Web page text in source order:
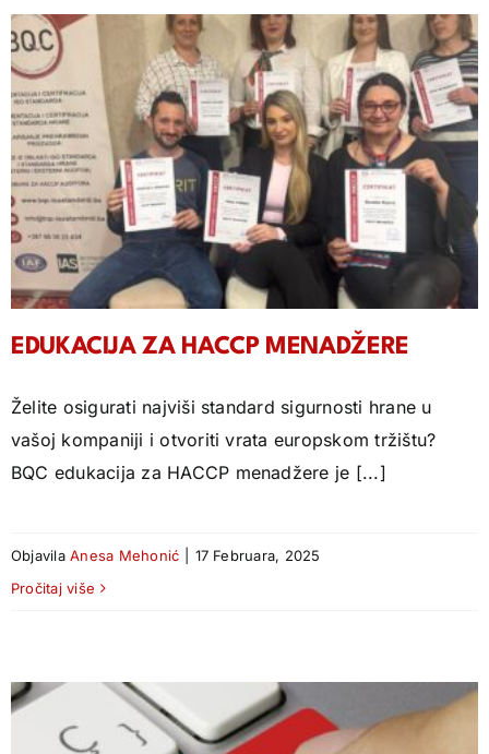
EDUKACIJA ZA HACCP MENADŽERE
Želite osigurati najviši standard sigurnosti hrane u
vašoj kompaniji i otvoriti vrata europskom tržištu?
BQC edukacija za HACCP menadžere je [...]
ObjavilaAnesa Mehonić
17 Februara, 2025
Pročitaj više